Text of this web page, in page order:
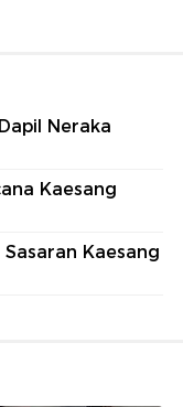
Neraka
Kaesang
Kaesang